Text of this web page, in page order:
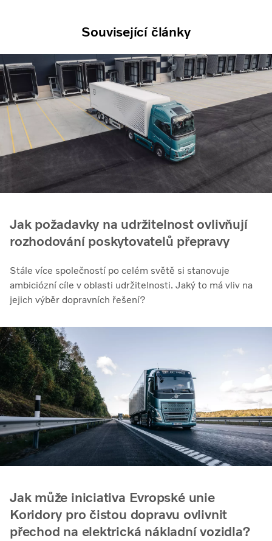
Související články
Jak požadavky na udržitelnost ovlivňují
rozhodování poskytovatelů přepravy
Stále více společností po celém světě si stanovuje
ambiciózní cíle v oblasti udržitelnosti. Jaký to má vliv na
jejich výběr dopravních řešení?
Jak může iniciativa Evropské unie
Koridory pro čistou dopravu ovlivnit
přechod na elektrická nákladní vozidla?